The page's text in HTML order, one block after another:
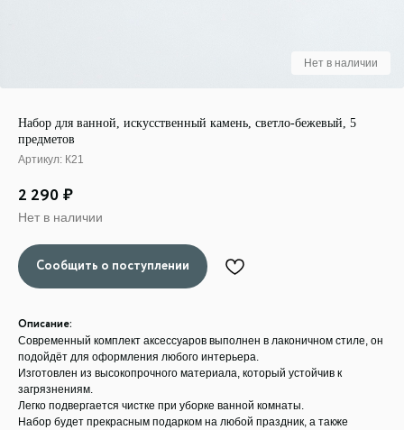
Набор для ванной, искусственный камень, светло-бежевый, 5
предметов
Артикул: К21
2 290₽
Нет в наличии
Описание:
Современный комплект аксессуаров выполнен в лаконичном стиле, он
подойдёт для оформления любого интерьера.
Изготовлен из высокопрочного материала, который устойчив к
загрязнениям.
Легко подвергается чистке при уборке ванной комнаты.
Набор будет прекрасным подарком на любой праздник, а также